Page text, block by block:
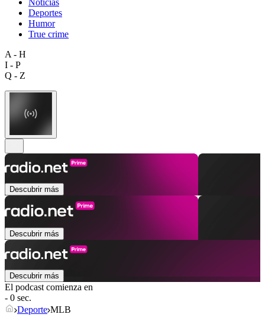
Deportes
Humor
True crime
A - H
I - P
Q - Z
Descubrir más
Descubrir más
Descubrir más
El podcast comienza en
- 0 sec.
Deporte MLB